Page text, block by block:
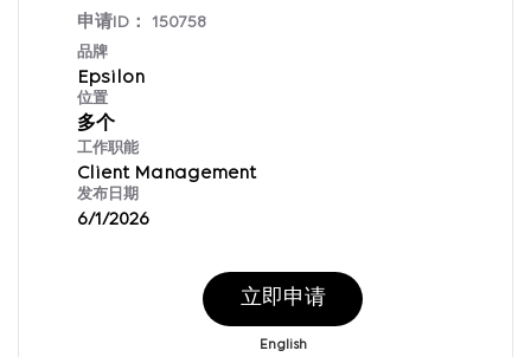
申请ID： 150758
品牌
Epsilon
位置
多个
工作职能
Client Management
发布日期
6/1/2026
立即申请
English